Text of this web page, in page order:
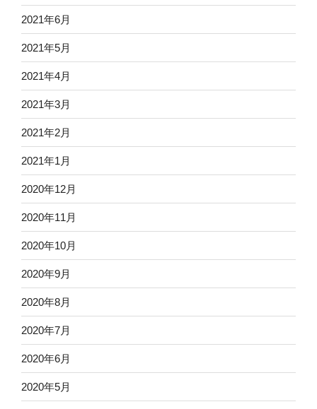
2021年6月
2021年5月
2021年4月
2021年3月
2021年2月
2021年1月
2020年12月
2020年11月
2020年10月
2020年9月
2020年8月
2020年7月
2020年6月
2020年5月